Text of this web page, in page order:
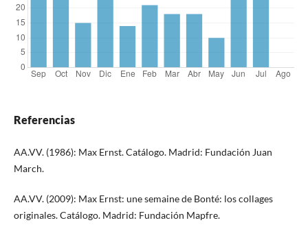
Referencias
AA.VV. (1986): Max Ernst. Catálogo. Madrid: Fundación Juan
March.
AA.VV. (2009): Max Ernst: une semaine de Bonté: los collages
originales. Catálogo. Madrid: Fundación Mapfre.